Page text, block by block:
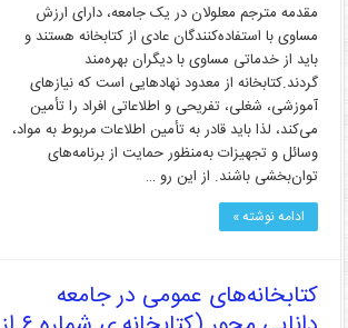
مقدمه مترجم معلولان در یک جامعه، دارای ارزش
مساوی با استفاده‌کنندگان عادی از کتابخانه هستند و
باید از خدماتی مساوی با دیگران بهره‌مند
گردند.کتابخانه از معدود نهادهایی است که نیازهای
آموزشی، شغلی، تفریحی و اطلاعاتی افراد را تأمین
می‌کند، لذا باید قادر به تأمین اطلاعات مربوط به مواد،
وسائل و تجهیزات به‌منظور حمایت از برنامه‌های
توان‌بخشی باشند. از این رو …
ادامه نوشته »
کتابخانه‌های عمومی در جامعه